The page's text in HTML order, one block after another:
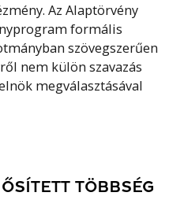
Az Alaptörvény
formális
szövegszerűen
nem külön szavazás
megválasztásával
TÖBBSÉG